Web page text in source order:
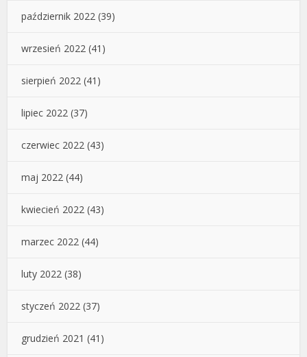
październik 2022 (39)
wrzesień 2022 (41)
sierpień 2022 (41)
lipiec 2022 (37)
czerwiec 2022 (43)
maj 2022 (44)
kwiecień 2022 (43)
marzec 2022 (44)
luty 2022 (38)
styczeń 2022 (37)
grudzień 2021 (41)